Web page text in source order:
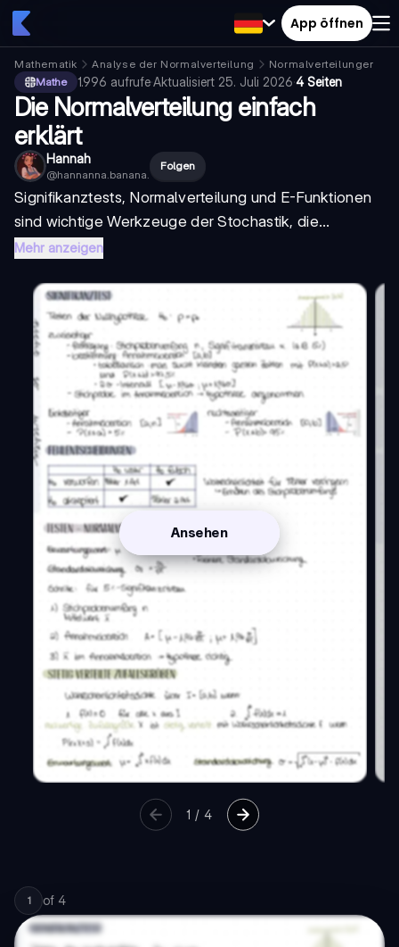
App öffnen
Mathematik Analyse der Normalverteilung
Normalverteilungen
Mathe
1.996 aufrufe·Aktualisiert 25. Juli 2026·4 Seiten
Die Normalverteilung einfach
erklärt
Hannah
@hannanna.banana.
Folgen
Signifikanztests, Normalverteilung und E-Funktionen
sind wichtige Werkzeuge der Stochastik, die...
Mehr anzeigen
Ansehen
1 /4
1 of 4